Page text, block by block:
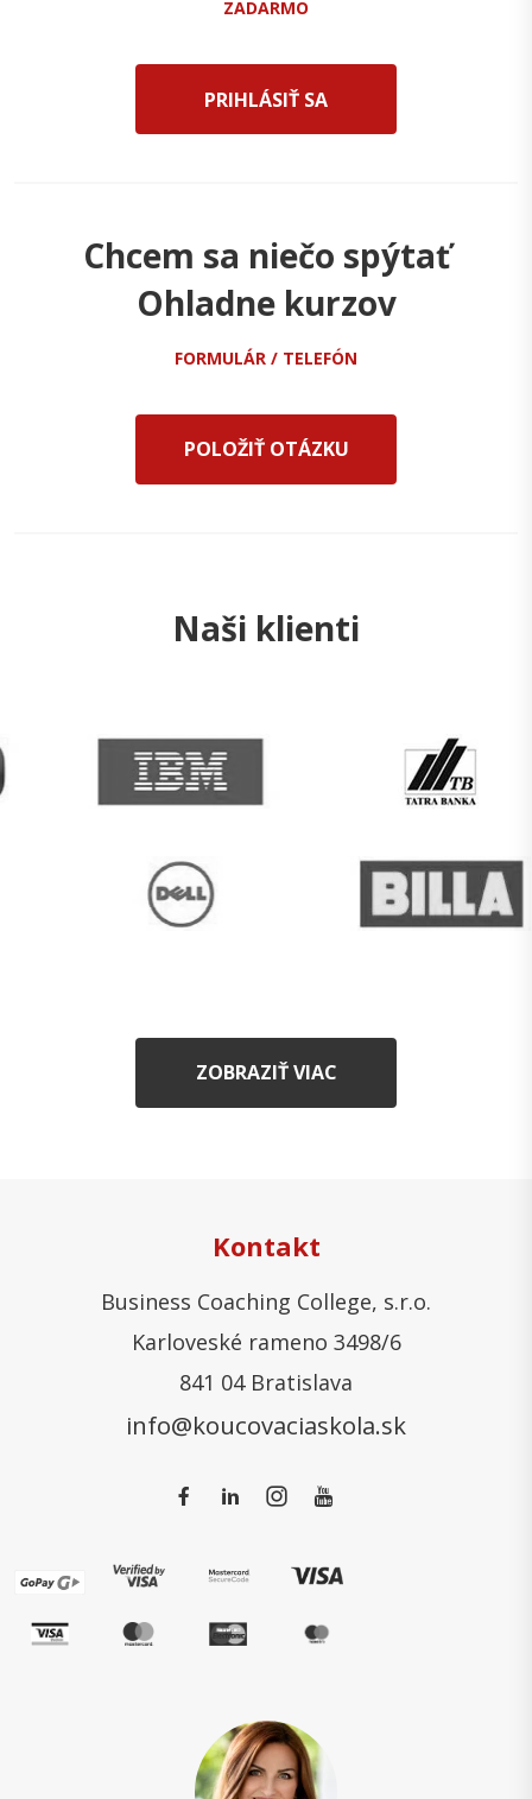
ZADARMO
PRIHLÁSIŤ SA
Chcem sa niečo spýtať
Ohladne kurzov
FORMULÁR / TELEFÓN
POLOŽIŤ OTÁZKU
Naši klienti
ZOBRAZIŤ VIAC
Kontakt
Business Coaching College, s.r.o.
Karloveské rameno 3498/6
841 04 Bratislava
info@koucovaciaskola.sk